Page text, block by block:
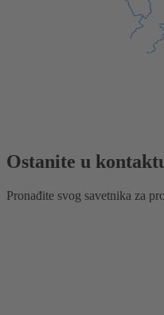
Ostanite u
Pronađite svog savetnika za